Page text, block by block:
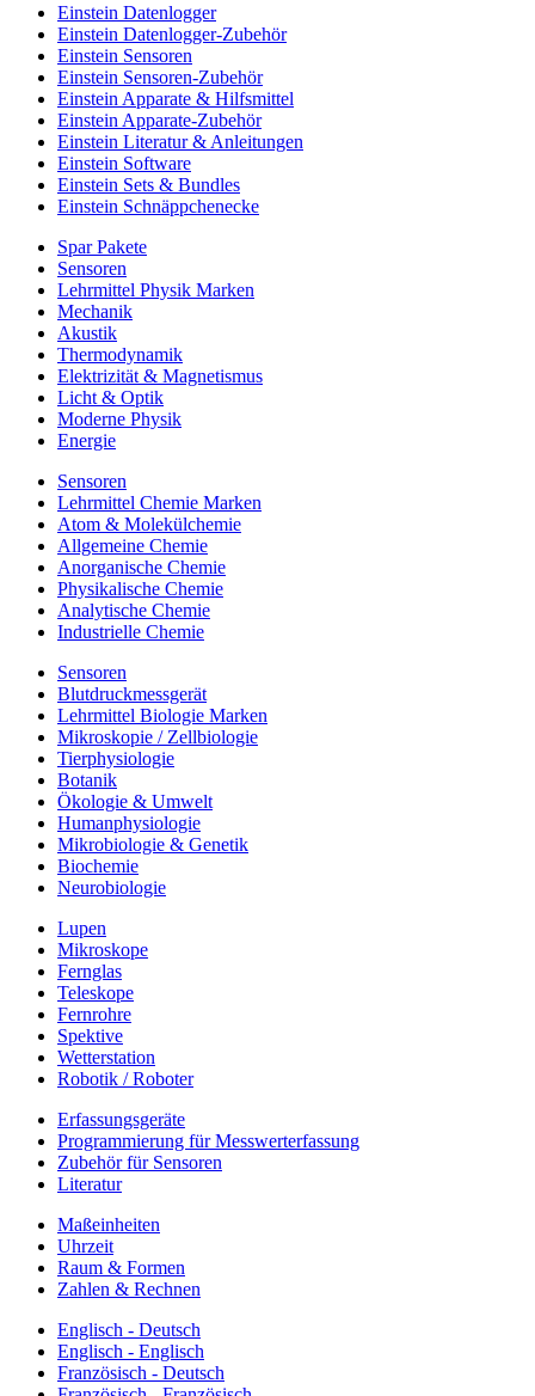
Einstein Datenlogger
Einstein Datenlogger-Zubehör
Einstein Sensoren
Einstein Sensoren-Zubehör
Einstein Apparate & Hilfsmittel
Einstein Apparate-Zubehör
Einstein Literatur & Anleitungen
Einstein Software
Einstein Sets & Bundles
Einstein Schnäppchenecke
Spar Pakete
Sensoren
Lehrmittel Physik Marken
Mechanik
Akustik
Thermodynamik
Elektrizität & Magnetismus
Licht & Optik
Moderne Physik
Energie
Sensoren
Lehrmittel Chemie Marken
Atom & Molekülchemie
Allgemeine Chemie
Anorganische Chemie
Physikalische Chemie
Analytische Chemie
Industrielle Chemie
Sensoren
Blutdruckmessgerät
Lehrmittel Biologie Marken
Mikroskopie / Zellbiologie
Tierphysiologie
Botanik
Ökologie & Umwelt
Humanphysiologie
Mikrobiologie & Genetik
Biochemie
Neurobiologie
Lupen
Mikroskope
Fernglas
Teleskope
Fernrohre
Spektive
Wetterstation
Robotik / Roboter
Erfassungsgeräte
Programmierung für Messwerterfassung
Zubehör für Sensoren
Literatur
Maßeinheiten
Uhrzeit
Raum & Formen
Zahlen & Rechnen
Englisch - Deutsch
Englisch - Englisch
Französisch - Deutsch